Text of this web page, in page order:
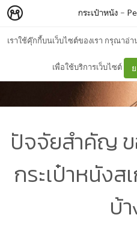
เราใช้คุ๊กกี้บนเว็บไซต์ของเรา กรุณาอ่
เพื่อใช้บริการเว็บไซต์
กระเป๋าหนัง –
ปัจจัยสำคัญ
กระเป๋าหนังส
บ้